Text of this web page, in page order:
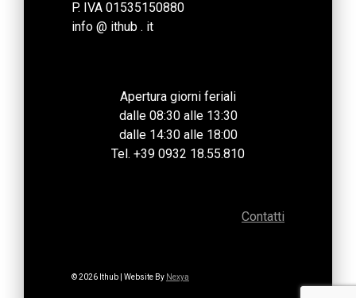
P. IVA 01535150880
info @ ithub . it
Apertura giorni feriali
dalle 08:30 alle 13:30
dalle 14:30 alle 18:00
Tel. +39 0932 18.55.810
Contatti
© 2026 Ithub | Website By Nexya